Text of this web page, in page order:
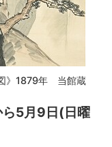
》1879年 当館蔵
5月9日(日曜